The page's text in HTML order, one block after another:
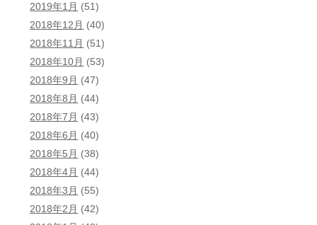
2019年1月 (51)
2018年12月 (40)
2018年11月 (51)
2018年10月 (53)
2018年9月 (47)
2018年8月 (44)
2018年7月 (43)
2018年6月 (40)
2018年5月 (38)
2018年4月 (44)
2018年3月 (55)
2018年2月 (42)